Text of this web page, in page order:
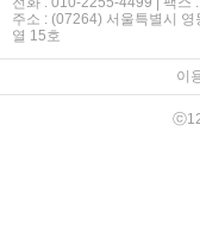
주소 : (07264) 서울특별시
열 15호
이